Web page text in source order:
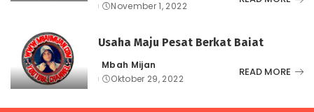
byNovember 1, 2022
Usaha Maju Pesat Berkat Baiat
Posted
by
Mbah Mijan
Oktober 29, 2022
READ MORE